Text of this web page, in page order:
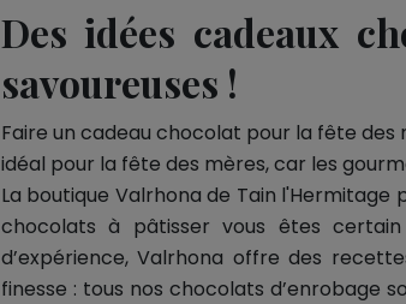
Des idées cadeaux
savoureuses !
Faire un cadeau chocolat pour la fête des
idéal pour la fête des mères, car les
La boutique Valrhona de Tain
chocolats à pâtisser vous êtes
d’expérience, Valrhona offre des
finesse : tous nos chocolats d’enrobage